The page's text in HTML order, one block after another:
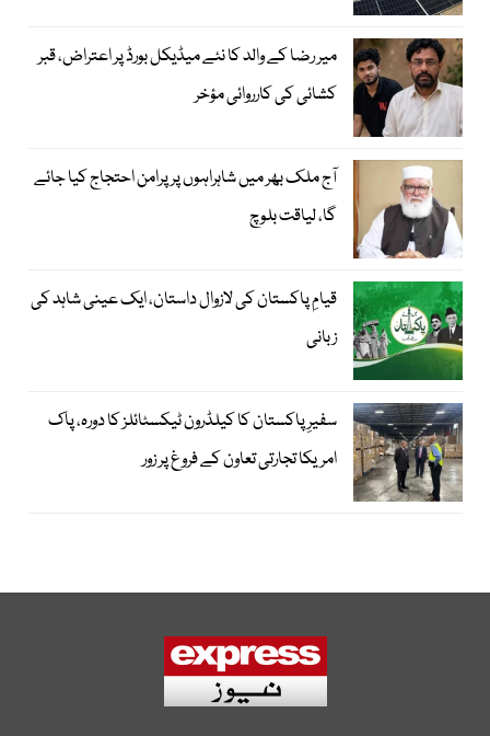
میر رضا کے والد کا نئے میڈیکل بورڈ پر اعتراض، قبر
کشائی کی کارروائی مؤخر
آج ملک بھر میں شاہراہوں پر پرامن احتجاج کیا جائے
گا، لیاقت بلوچ
قیامِ پاکستان کی لازوال داستان، ایک عینی شاہد کی
زبانی
سفیرِ پاکستان کا کیلڈرون ٹیکسٹائلز کا دورہ، پاک
امریکا تجارتی تعاون کے فروغ پر زور